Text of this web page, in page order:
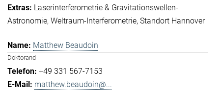
Laserinterferometrie & Gravitationswellen-
Astronomie Weltraum-Interferometrie Standort Hannover
Matthew Beaudoin
Doktorand
+49 331 567-7153
matthew.beaudoin@...